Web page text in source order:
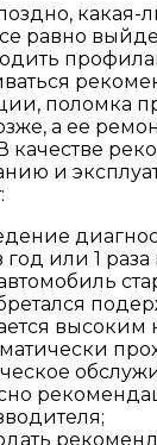
какая-
равно
поломка
а ее
качестве
и
год или 1
высоким